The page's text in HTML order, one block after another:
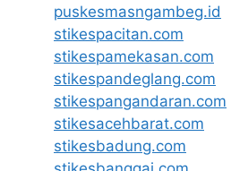
puskesmasngambeg.id
stikespacitan.com
stikespamekasan.com
stikespandeglang.com
stikespangandaran.com
stikesacehbarat.com
stikesbadung.com